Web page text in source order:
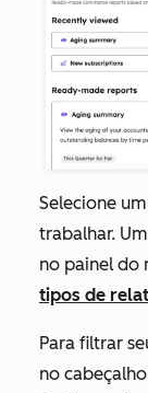
Selecione um
trabalhar.
no painel do
tipos de
Para filtrar
no cabeçalho